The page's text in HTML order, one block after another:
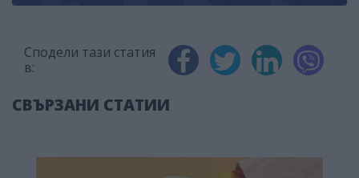
Сподели тази статия
в:
СВЪРЗАНИ СТАТИИ